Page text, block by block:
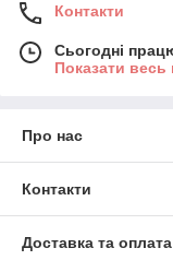
Контакти
Сьогодні
Показати весь
Про нас
Контакти
Доставка та оплата